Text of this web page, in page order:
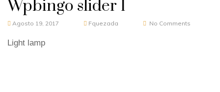
Wpbingo slider 1
Agosto 19, 2017 Fquezada No Comments
Light lamp